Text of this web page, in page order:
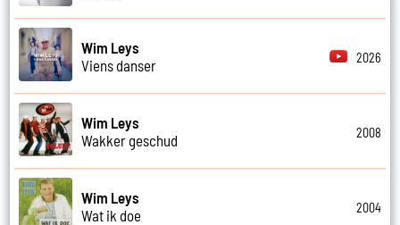
Wim Leys
Viens danser
2026
Wim Leys
Wakker geschud
2008
Wim Leys
Wat ik doe
2004